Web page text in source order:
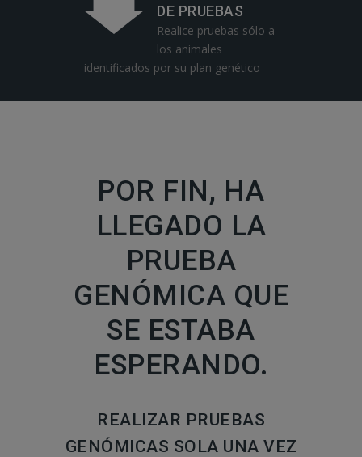
DE PRUEBAS
Realice pruebas sólo a
los animales
identificados por su plan genético
POR FIN, HA
LLEGADO LA
PRUEBA
GENÓMICA QUE
SE ESTABA
ESPERANDO.
REALIZAR PRUEBAS
GENÓMICAS SOLA UNA VEZ